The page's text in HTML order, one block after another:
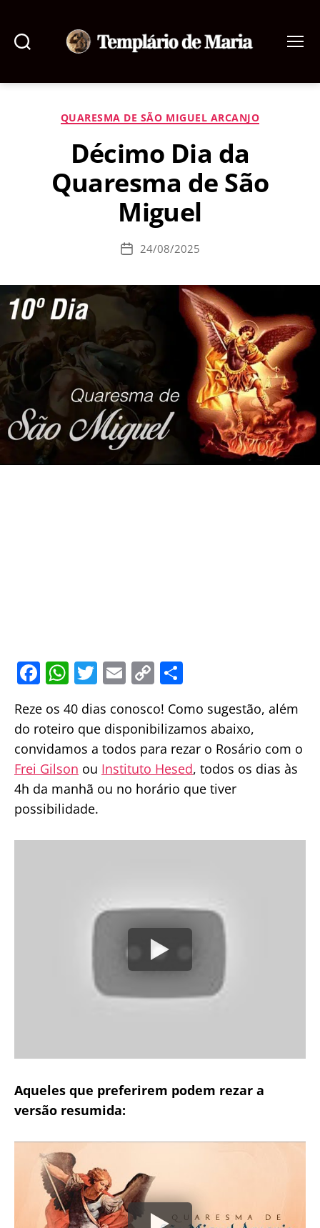
de
Categorias
QUARESMA DE SÃO MIGUEL ARCANJO
Décimo Dia da
Quaresma de São
Miguel
Data24/08/2025
F
c
e
b
o
o
k
W
at
s
A
p
p
T
itt
er
E
ai
l
C
p
y
Li
n
ar
e
Reze os 40 dias conosco! Como sugestão, além
do roteiro que disponibilizamos abaixo,
convidamos a todos para rezar o Rosário com o
Frei Gilson ou Instituto Hesed, todos os dias às
4h da manhã ou no horário que tiver
possibilidade.
Aqueles que preferirem podem rezar a
versão resumida: